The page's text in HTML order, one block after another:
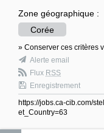
Zone géographique :
Corée
» Conserver ces critères
Alerte email
Flux RSS
Enregistrement
https://jobs.ca-cib.com/
et_Country=63